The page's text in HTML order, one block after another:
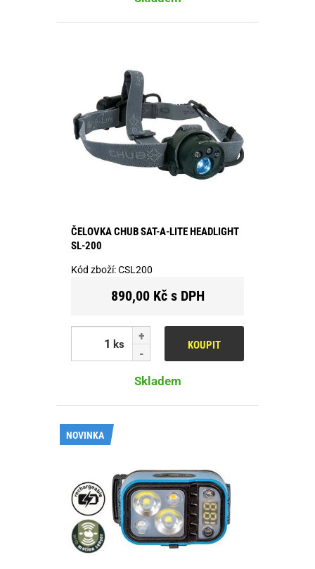
ČELOVKA CHUB SAT-A-LITE HEADLIGHT
SL-200
Kód zboží:CSL200
890,00 Kč s DPH
ks KOUPIT
Skladem
NOVINKA